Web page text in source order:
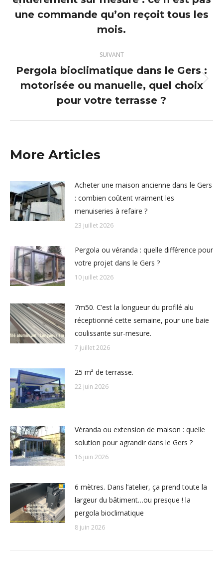
Article
précédent
:
une commande qu’on reçoit tous les
mois.
SUIVANT
Article
suivant
Pergola bioclimatique dans le Gers :
motorisée ou manuelle, quel choix
pour votre terrasse ?
More Articles
Acheter une maison ancienne dans le Gers
: combien coûtent vraiment les
menuiseries à refaire ?
23 juillet 2026
Pergola ou véranda : quelle différence pour
votre projet dans le Gers ?
10 juillet 2026
7m50. C’est la longueur du profilé alu
réceptionné cette semaine, pour une baie
coulissante sur-mesure.
7 juillet 2026
25 m² de terrasse.
22 juin 2026
Véranda ou extension de maison : quelle
solution pour agrandir dans le Gers ?
16 juin 2026
6 mètres. Dans l’atelier, ça prend toute la
largeur du bâtiment…ou presque ! la
pergola bioclimatique
8 juin 2026